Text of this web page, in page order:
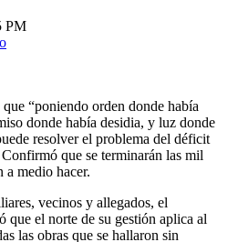
PM
“poniendo orden donde había
donde había desidia, y luz donde
resolver el problema del déficit
que se terminarán las mil
a medio hacer.
vecinos y allegados, el
que el norte de su gestión aplica al
las obras que se hallaron sin